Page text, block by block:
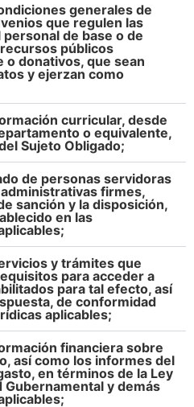
generales de
que regulen las
de base o de
públicos
o donativos, que sean
y ejerzan como
curricular, desde
o equivalente,
Sujeto Obligado;
de personas servidoras
firmes,
sanción y la disposición,
en las
y trámites que
para acceder a
para tal efecto, así
de conformidad
aplicables;
financiera sobre
así como los informes del
en términos de la Ley
Gubernamental y demás